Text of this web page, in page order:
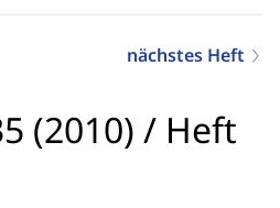
nächstes Heft
(2010) / Heft